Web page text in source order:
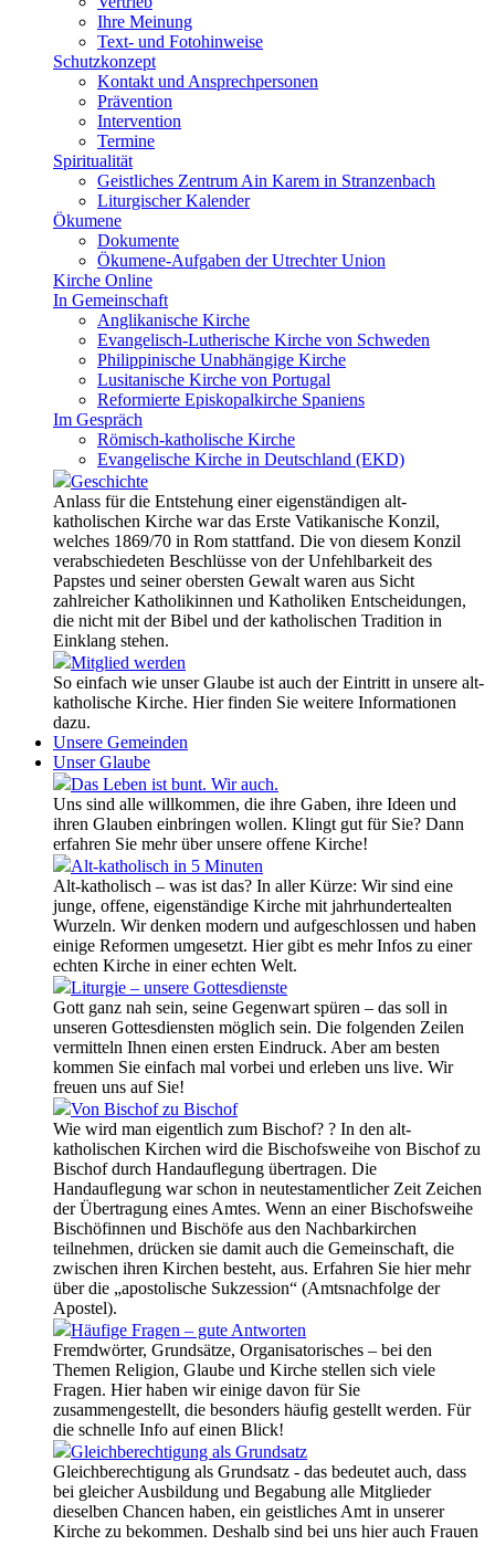
Ihre Meinung
Text- und Fotohinweise
Schutzkonzept
Kontakt und Ansprechpersonen
Prävention
Intervention
Termine
Spiritualität
Geistliches Zentrum Ain Karem in Stranzenbach
Liturgischer Kalender
Ökumene
Dokumente
Ökumene-Aufgaben der Utrechter Union
Kirche Online
In Gemeinschaft
Anglikanische Kirche
Evangelisch-Lutherische Kirche von Schweden
Philippinische Unabhängige Kirche
Lusitanische Kirche von Portugal
Reformierte Episkopalkirche Spaniens
Im Gespräch
Römisch-katholische Kirche
Evangelische Kirche in Deutschland (EKD)
Geschichte
Anlass für die Entstehung einer eigenständigen alt-
katholischen Kirche war das Erste Vatikanische Konzil,
welches 1869/70 in Rom stattfand. Die von diesem Konzil
verabschiedeten Beschlüsse von der Unfehlbarkeit des
Papstes und seiner obersten Gewalt waren aus Sicht
zahlreicher Katholikinnen und Katholiken Entscheidungen,
die nicht mit der Bibel und der katholischen Tradition in
Einklang stehen.
Mitglied werden
So einfach wie unser Glaube ist auch der Eintritt in unsere alt-
katholische Kirche. Hier finden Sie weitere Informationen
dazu.
Unsere Gemeinden
Unser Glaube
Das Leben ist bunt. Wir auch.
Uns sind alle willkommen, die ihre Gaben, ihre Ideen und
ihren Glauben einbringen wollen. Klingt gut für Sie? Dann
erfahren Sie mehr über unsere offene Kirche!
Alt-katholisch in 5 Minuten
Alt-katholisch – was ist das? In aller Kürze: Wir sind eine
junge, offene, eigenständige Kirche mit jahrhundertealten
Wurzeln. Wir denken modern und aufgeschlossen und haben
einige Reformen umgesetzt. Hier gibt es mehr Infos zu einer
echten Kirche in einer echten Welt.
Liturgie – unsere Gottesdienste
Gott ganz nah sein, seine Gegenwart spüren – das soll in
unseren Gottesdiensten möglich sein. Die folgenden Zeilen
vermitteln Ihnen einen ersten Eindruck. Aber am besten
kommen Sie einfach mal vorbei und erleben uns live. Wir
freuen uns auf Sie!
Von Bischof zu Bischof
Wie wird man eigentlich zum Bischof? ? In den alt-
katholischen Kirchen wird die Bischofsweihe von Bischof zu
Bischof durch Handauflegung übertragen. Die
Handauflegung war schon in neutestamentlicher Zeit Zeichen
der Übertragung eines Amtes. Wenn an einer Bischofsweihe
Bischöfinnen und Bischöfe aus den Nachbarkirchen
teilnehmen, drücken sie damit auch die Gemeinschaft, die
zwischen ihren Kirchen besteht, aus. Erfahren Sie hier mehr
über die „apostolische Sukzession“ (Amtsnachfolge der
Apostel).
Häufige Fragen – gute Antworten
Fremdwörter, Grundsätze, Organisatorisches – bei den
Themen Religion, Glaube und Kirche stellen sich viele
Fragen. Hier haben wir einige davon für Sie
zusammengestellt, die besonders häufig gestellt werden. Für
die schnelle Info auf einen Blick!
Gleichberechtigung als Grundsatz
Gleichberechtigung als Grundsatz - das bedeutet auch, dass
bei gleicher Ausbildung und Begabung alle Mitglieder
dieselben Chancen haben, ein geistliches Amt in unserer
Kirche zu bekommen. Deshalb sind bei uns hier auch Frauen